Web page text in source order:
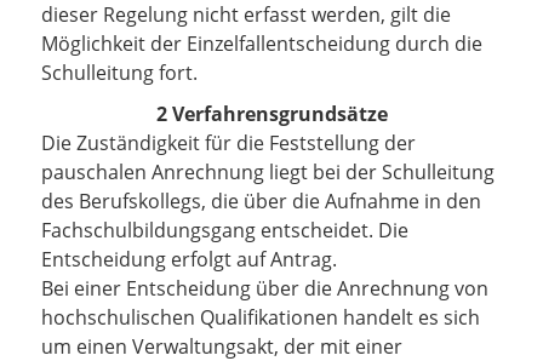
dieser Regelung nicht erfasst werden, gilt die
Möglichkeit der Einzelfallentscheidung durch die
Schulleitung fort.
2 Verfahrensgrundsätze
Die Zuständigkeit für die Feststellung der
pauschalen Anrechnung liegt bei der Schulleitung
des Berufskollegs, die über die Aufnahme in den
Fachschulbildungsgang entscheidet. Die
Entscheidung erfolgt auf Antrag.
Bei einer Entscheidung über die Anrechnung von
hochschulischen Qualifikationen handelt es sich
um einen Verwaltungsakt, der mit einer